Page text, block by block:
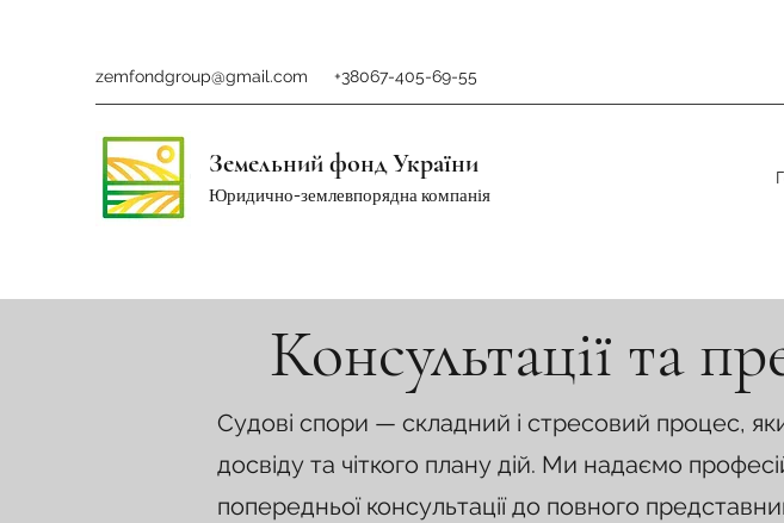
zemfondgroup@gmail.com +38067-405-69-55
Земельний фонд України
Юридично-землевпорядна компанія
Консультації та
Судові спори — складний і стресовий процес,
досвіду та чіткого плану дій. Ми надаємо
попередньої консультації до повного